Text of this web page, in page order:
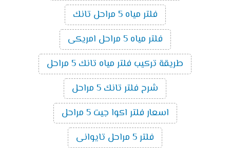
فلتر مياه 5 مراحل تانك
فلتر مياه 5 مراحل امريكى
طريقة تركيب فلتر مياه تانك 5 مراحل
شرح فلتر تانك 5 مراحل
اسعار فلتر اكوا جيت 5 مراحل
فلتر 5 مراحل تايوانى